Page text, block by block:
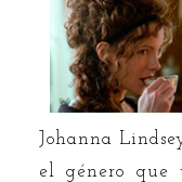
Johanna
el género que